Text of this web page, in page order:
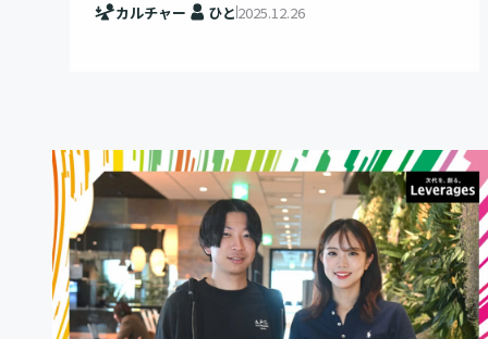
カルチャー ひと 2025.12.26